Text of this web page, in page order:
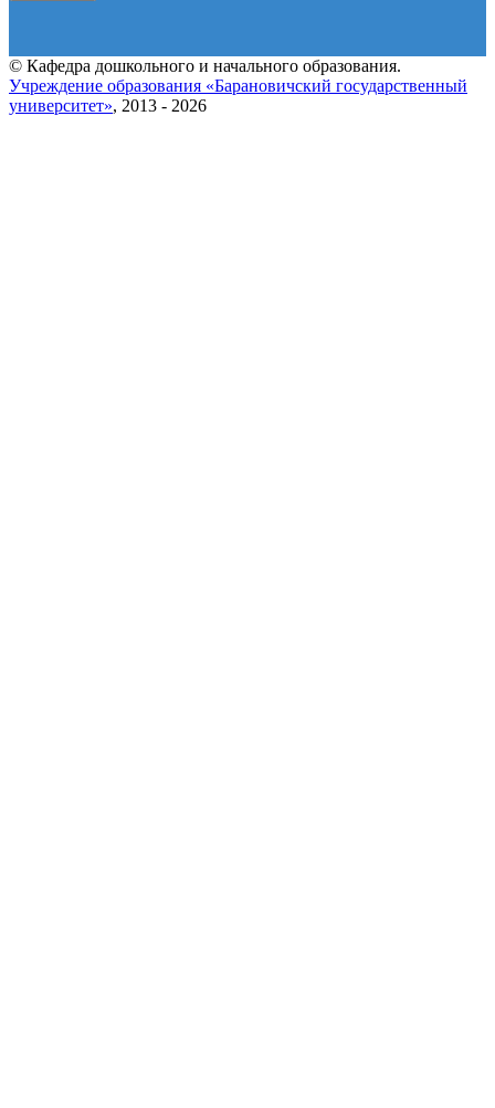
© Кафедра дошкольного и начального образования.
Учреждение образования «Барановичский государственный
университет», 2013 - 2026